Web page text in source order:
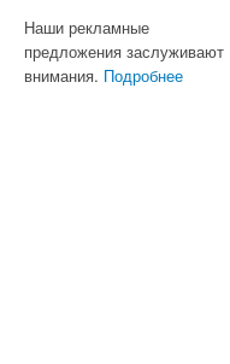
Наши рекламные
предложения заслуживают
внимания. Подробнее